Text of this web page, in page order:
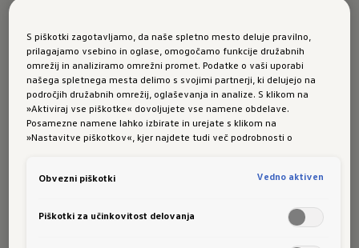
ID.4 GTX:Zunanjost
ID.4 GTXblesti z 20-palčnimi aluminijastimi
platišči v ekskluzivnem dizajnu GTX, posebnimi
elementi, med drugim streha, strešni okvir,
S piškotki zagotavljamo, da naše spletno mesto deluje pravilno,
prilagajamo vsebino in oglase, omogočamo funkcije družabnih
omrežij in analiziramo omrežni promet. Podatke o vaši uporabi
našega spletnega mesta delimo s svojimi partnerji, ki delujejo na
področjih družabnih omrežij, oglaševanja in analize. S klikom na
»Aktiviraj vse piškotke« dovoljujete vse namene obdelave.
Posamezne namene lahko izbirate in urejate s klikom na
»Nastavitve piškotkov«, kjer najdete tudi več podrobnosti o
Obvezni piškotki
Vedno aktiven
Piškotki za učinkovitost delovanja